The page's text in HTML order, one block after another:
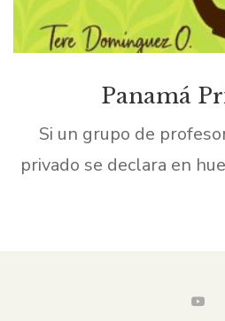
Panamá
Si un grupo de
privado se declara en